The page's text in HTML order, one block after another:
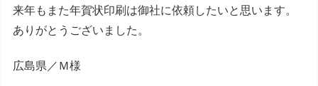
来年もまた年賀状印刷は御社に依頼したいと思います。
ありがとうございました。
広島県／Ｍ様